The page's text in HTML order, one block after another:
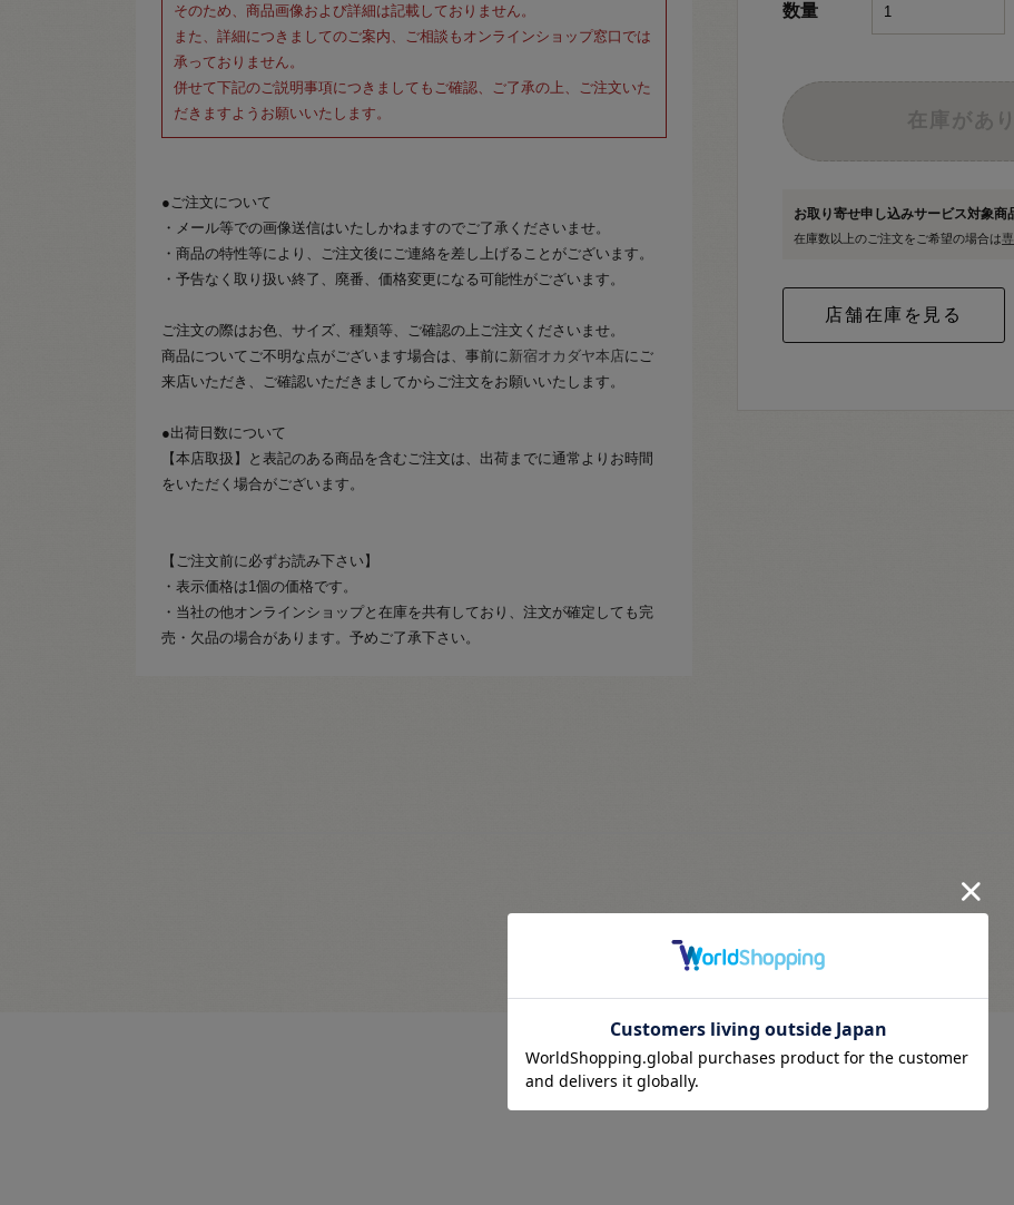
そのため、商品画像および詳細は記載しておりません。
また、詳細につきましてのご案内、ご相談もオンラインショップ窓口では
承っておりません。
併せて下記のご説明事項につきましてもご確認、ご了承の上、ご注文いた
だきますようお願いいたします。
●ご注文について
・メール等での画像送信はいたしかねますのでご了承くださいませ。
・商品の特性等により、ご注文後にご連絡を差し上げることがございます。
・予告なく取り扱い終了、廃番、価格変更になる可能性がございます。
ご注文の際はお色、サイズ、種類等、ご確認の上ご注文くださいませ。
商品についてご不明な点がございます場合は、事前に 新宿オカダヤ本店にご
来店いただき、ご確認いただきましてからご注文をお願いいたします。
●出荷日数について
【本店取扱】と表記のある商品を含むご注文は、出荷までに通常よりお時間
をいただく場合がございます。
【ご注文前に必ずお読み下さい】
・表示価格は1個の価格です。
・当社の他オンラインショップと在庫を共有しており、注文が確定しても完
売・欠品の場合があります。予めご了承下さい。
数量
お取り寄せ申し込みサービス対象
在庫数以上のご注文をご希望の場合は
最近見た商品